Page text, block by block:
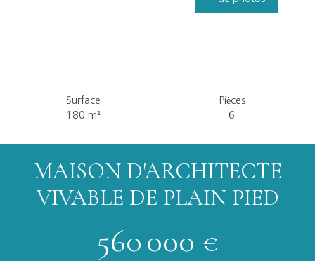
Surface
180 m²
Pièces
6
MAISON D'ARCHITECTE
VIVABLE DE PLAIN PIED
560 000 €